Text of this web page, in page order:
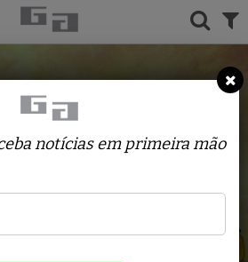
notícias em primeira mão